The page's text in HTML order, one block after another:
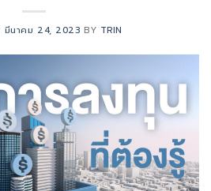
มีนาคม 24, 2023 BY TRIN